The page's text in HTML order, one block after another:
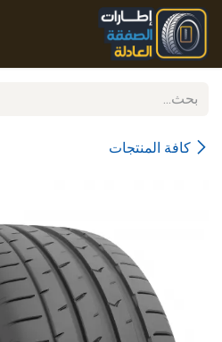
تخطي للذهاب إلى المحتوى
كافة المنتجات